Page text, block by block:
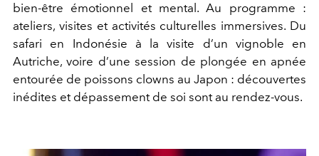
bien-être émotionnel et mental. Au programme :
ateliers, visites et activités culturelles immersives. Du
safari en Indonésie à la visite d’un vignoble en
Autriche, voire d’une session de plongée en apnée
entourée de poissons clowns au Japon : découvertes
inédites et dépassement de soi sont au rendez-vous.